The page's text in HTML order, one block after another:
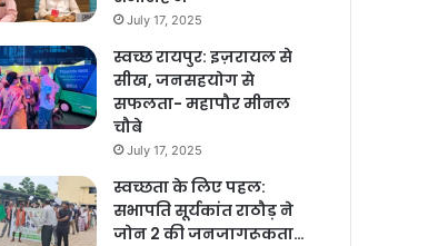
July 17, 2025
स्वच्छ रायपुर: इज़रायल से
सीख, जनसहयोग से
सफलता- महापौर मीनल
चौबे
July 17, 2025
स्वच्छता के लिए पहल:
सभापति सूर्यकांत राठौड़ ने
जोन 2 की जनजागरूकता…